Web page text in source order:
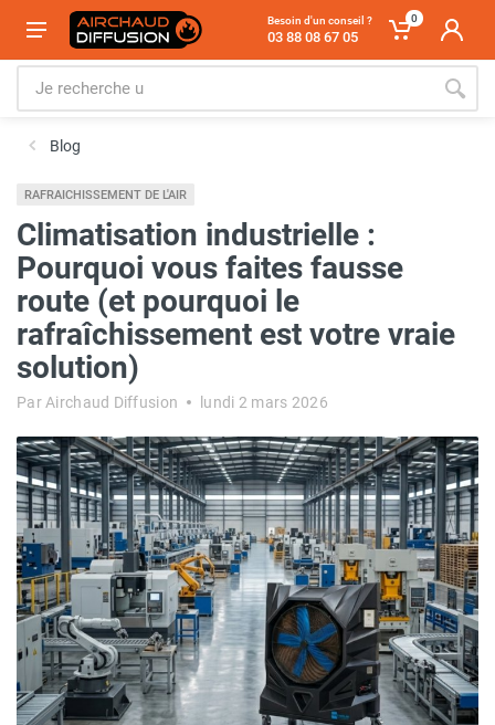
Besoin d'un conseil ?
03 88 08 67 05
0
Blog
RAFRAICHISSEMENT DE L'AIR
Climatisation industrielle :
Pourquoi vous faites fausse
route (et pourquoi le
rafraîchissement est votre vraie
solution)
Par Airchaud Diffusion lundi 2 mars 2026